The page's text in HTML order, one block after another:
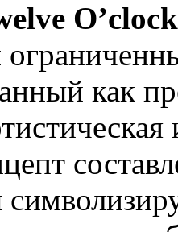
O’clock
как